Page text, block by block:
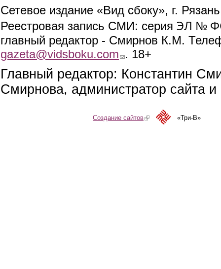
Сетевое издание «Вид сбоку», г.
Реестровая запись СМИ: серия ЭЛ №
главный редактор - Смирнов К.М.
gazeta@vidsboku.com (link sends e-mail)
. 18+
Главный редактор: Константин
Смирнова, администратор сайта
Создание сайтов(link is external)«Три-В»